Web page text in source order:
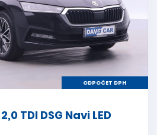
ODPOČET DPH
TDI DSG Navi LED